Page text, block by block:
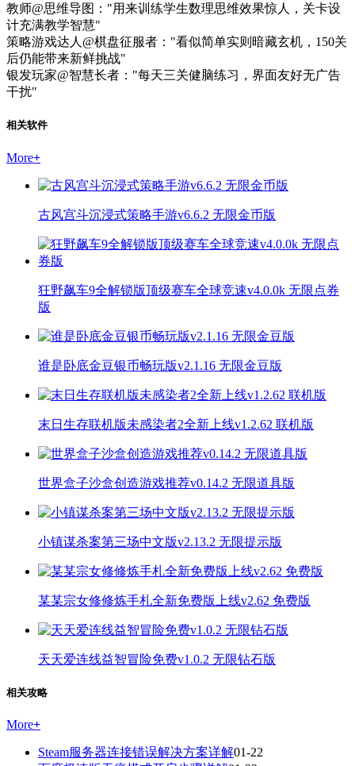
教师@思维导图："用来训练学生数理思维效果惊人，关卡设
计充满教学智慧"
策略游戏达人@棋盘征服者："看似简单实则暗藏玄机，150关
后仍能带来新鲜挑战"
银发玩家@智慧长者："每天三关健脑练习，界面友好无广告
干扰"
相关软件
More+
古风宫斗沉浸式策略手游v6.6.2 无限金币版
狂野飙车9全解锁版顶级赛车全球竞速v4.0.0k 无限点券
版
谁是卧底金豆银币畅玩版v2.1.16 无限金豆版
末日生存联机版未感染者2全新上线v1.2.62 联机版
世界盒子沙盒创造游戏推荐v0.14.2 无限道具版
小镇谋杀案第三场中文版v2.13.2 无限提示版
某某宗女修修炼手札全新免费版上线v2.62 免费版
天天爱连线益智冒险免费v1.0.2 无限钻石版
相关攻略
More+
Steam服务器连接错误解决方案详解01-22